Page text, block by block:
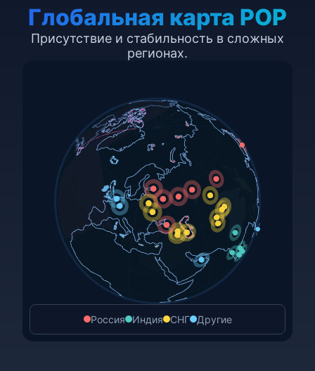
Глобальная карта POP
Присутствие и стабильность в сложных
регионах.
Россия Индия СНГ Другие